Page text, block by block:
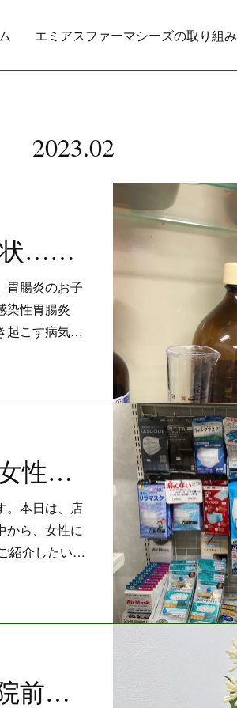
エミアスファーマシーズの取り組み
2023.02
わかば薬局 つらい症状…感染性胃腸炎
胃腸炎のお子
染性胃腸炎
起こす病気…
こじま薬局東町本店 女性に人気！CICIBELLAマスク
。本日は、店
から、女性に
紹介したい…
仙真堂薬局青森労災病院前店 ドラセナの花が咲きました！